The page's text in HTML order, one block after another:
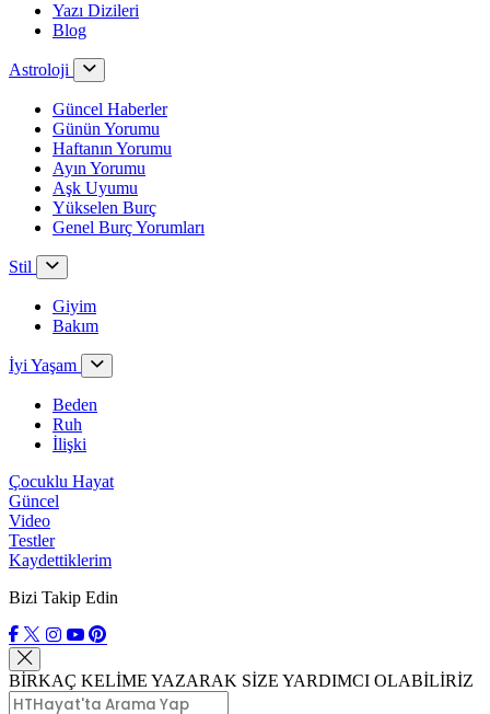
Yazı Dizileri
Blog
Astroloji
Güncel Haberler
Günün Yorumu
Haftanın Yorumu
Ayın Yorumu
Aşk Uyumu
Yükselen Burç
Genel Burç Yorumları
Stil
Giyim
Bakım
İyi Yaşam
Beden
Ruh
İlişki
Çocuklu Hayat
Güncel
Video
Testler
Kaydettiklerim
Bizi Takip Edin
BİRKAÇ KELİME YAZARAK SİZE YARDIMCI OLABİLİRİZ